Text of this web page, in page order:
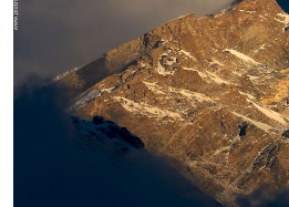
Аксессуары для палаток
Рюкзаки
Экспедиционные
Легкоходные
Альпинистские
Городские
Аксессуары для рюкзаков